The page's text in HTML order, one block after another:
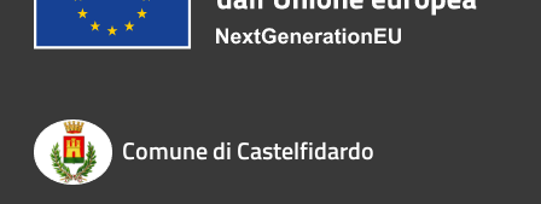
Comune di Castelfidardo